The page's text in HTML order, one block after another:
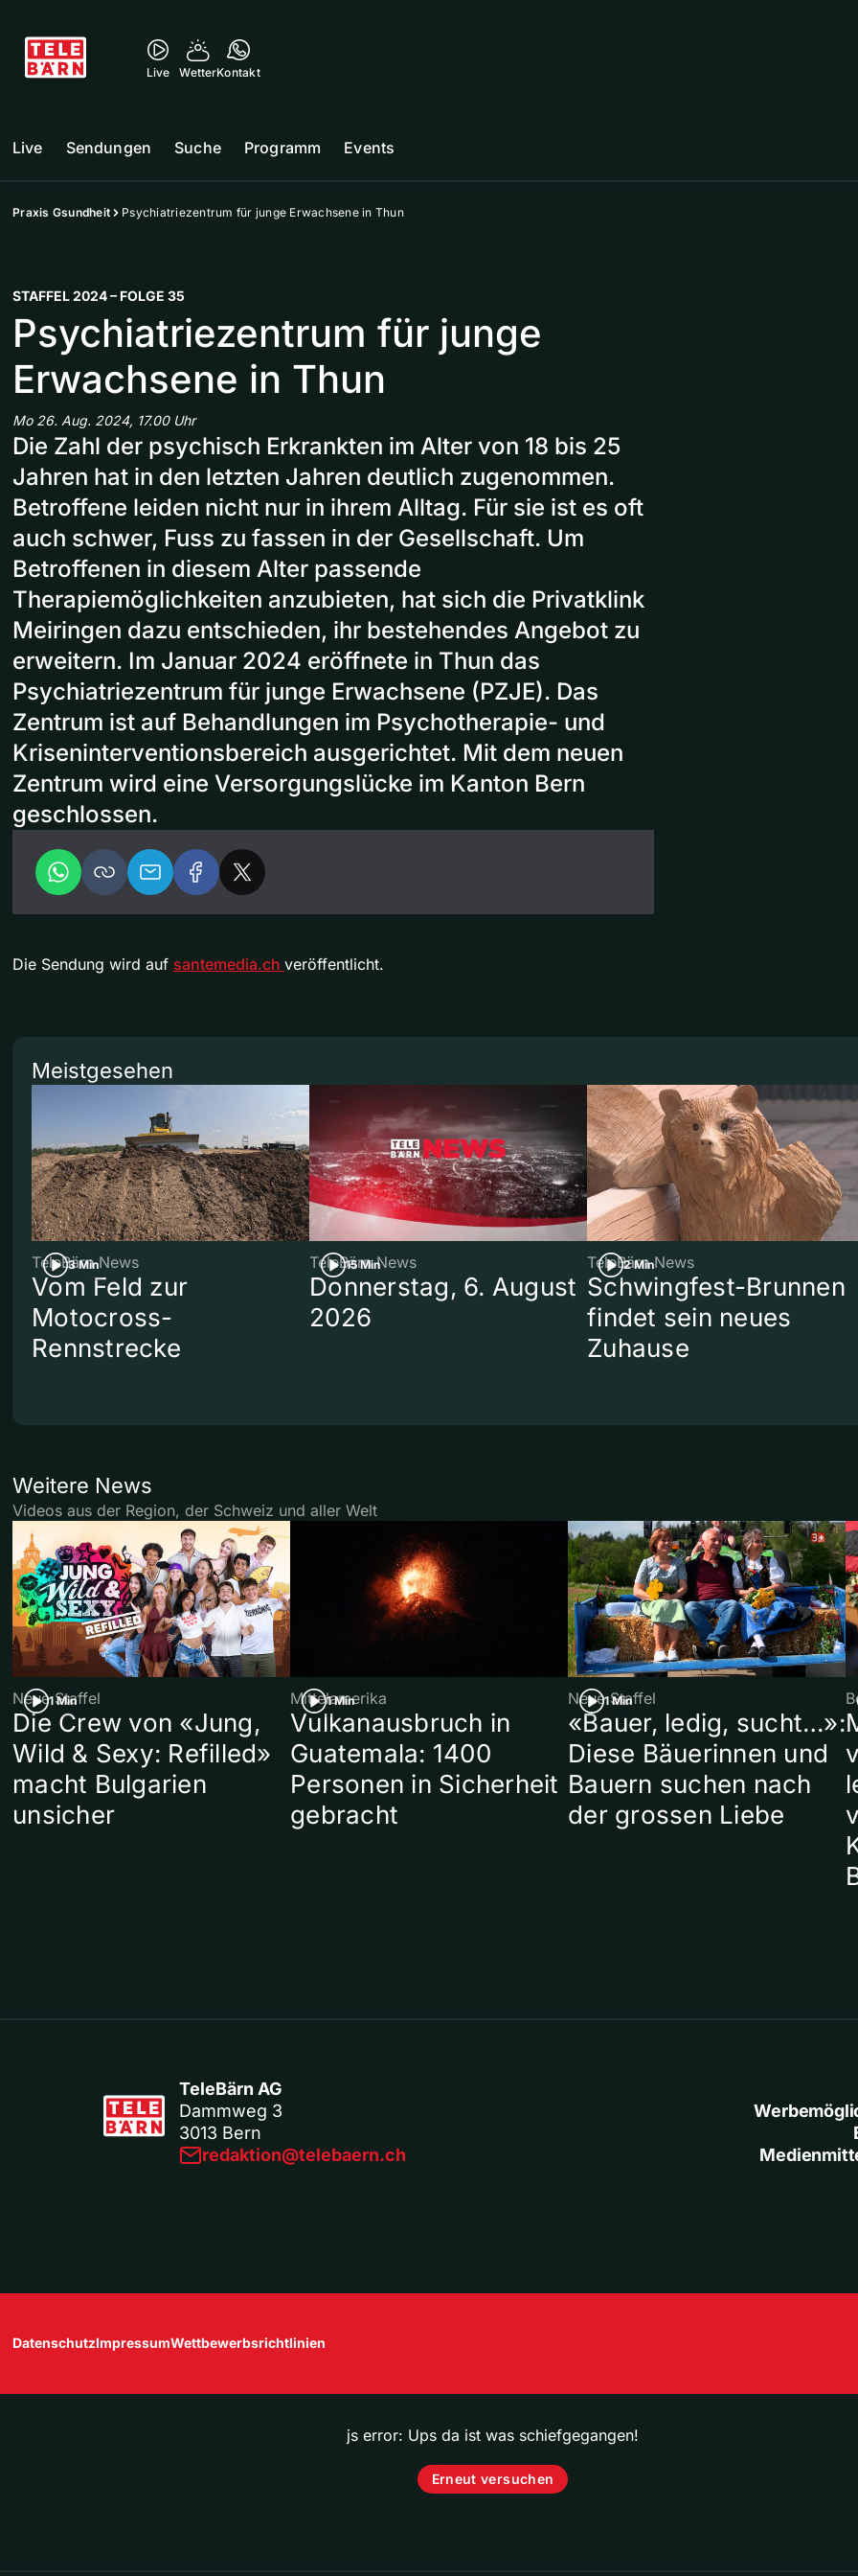
Live WetterKontakt
Live Sendungen Suche Programm Events
Praxis Gsundheit Psychiatriezentrum für junge Erwachsene in Thun
STAFFEL 2024 – FOLGE 35
Psychiatriezentrum für junge
Erwachsene in Thun
Mo 26. Aug. 2024, 17.00 Uhr
Die Zahl der psychisch Erkrankten im Alter von 18 bis 25
Jahren hat in den letzten Jahren deutlich zugenommen.
Betroffene leiden nicht nur in ihrem Alltag. Für sie ist es oft
auch schwer, Fuss zu fassen in der Gesellschaft. Um
Betroffenen in diesem Alter passende
Therapiemöglichkeiten anzubieten, hat sich die Privatklink
Meiringen dazu entschieden, ihr bestehendes Angebot zu
erweitern. Im Januar 2024 eröffnete in Thun das
Psychiatriezentrum für junge Erwachsene (PZJE). Das
Zentrum ist auf Behandlungen im Psychotherapie- und
Kriseninterventionsbereich ausgerichtet. Mit dem neuen
Zentrum wird eine Versorgungslücke im Kanton Bern
geschlossen.
Die Sendung wird auf santemedia.ch veröffentlicht.
Meistgesehen
3 Min
TeleBärn News
Vom Feld zur
Motocross-
Rennstrecke
15 Min
TeleBärn News
Donnerstag, 6. August
2026
2 Min
TeleBärn News
Schwingfest-Brunnen
findet sein neues
Zuhause
Weitere News
Videos aus der Region, der Schweiz und aller Welt
1 Min
Neue Staffel
Die Crew von «Jung,
Wild & Sexy: Refilled»
macht Bulgarien
unsicher
1 Min
Mittelamerika
Vulkanausbruch in
Guatemala: 1400
Personen in Sicherheit
gebracht
1 Min
Neue Staffel
«Bauer, ledig, sucht…»:
Diese Bäuerinnen und
Bauern suchen nach
der grossen Liebe
TeleBärn AG
Dammweg 3
3013 Bern
redaktion@telebaern.ch
DatenschutzImpressumWettbewerbsrichtlinien
js error: Ups da ist was schiefgegangen!
Erneut versuchen